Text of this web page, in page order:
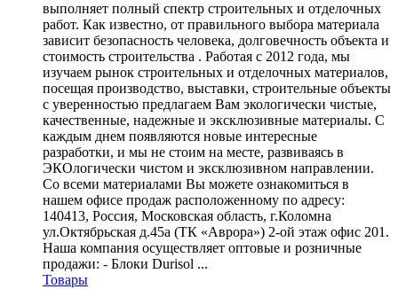
выполняет полный спектр строительных и отделочных
работ. Как известно, от правильного выбора материала
зависит безопасность человека, долговечность объекта и
стоимость строительства . Работая с 2012 года, мы
изучаем рынок строительных и отделочных материалов,
посещая производство, выставки, строительные объекты
с уверенностью предлагаем Вам экологически чистые,
качественные, надежные и эксклюзивные материалы. С
каждым днем появляются новые интересные
разработки, и мы не стоим на месте, развиваясь в
ЭКОлогически чистом и эксклюзивном направлении.
Со всеми материалами Вы можете ознакомиться в
нашем офисе продаж расположенному по адресу:
140413, Россия, Московская область, г.Коломна
ул.Октябрьская д.45а (ТК «Аврора») 2-ой этаж офис 201.
Наша компания осуществляет оптовые и розничные
продажи: - Блоки Durisol ...
Товары